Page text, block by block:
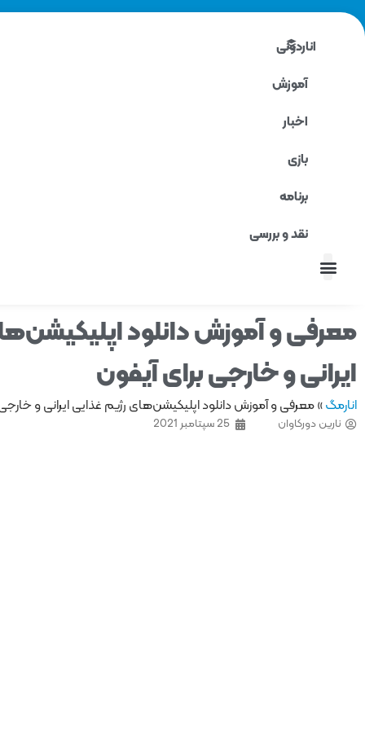
اناردونی
آموزش
اخبار
بازی
برنامه
نقد و بررسی
معرفی و آموزش دانلود
ایرانی و خارجی برای آیفون
انارمگ»معرفی و آموزش دانلود اپلیکیشن‌های رژیم غذایی ایرانی و
نارین دورکاوان 25 سپتامبر 2021